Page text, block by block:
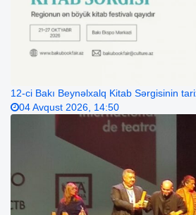
12-ci Bakı Beynəlxalq Kitab Sərgisinin
04 Avqust 2026, 14:50